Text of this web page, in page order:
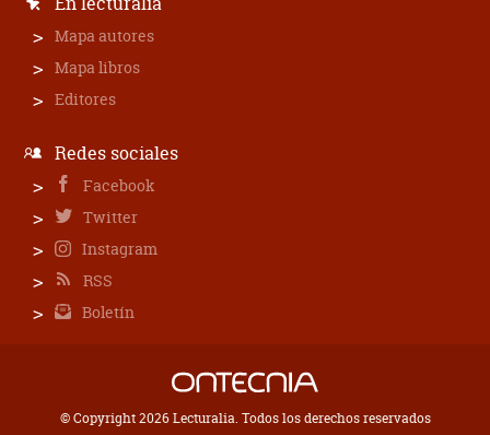
Mapa autores
Mapa libros
Editores
Redes sociales
Facebook
Twitter
Instagram
RSS
Boletín
© Copyright 2026 Lecturalia. Todos los derechos reservados